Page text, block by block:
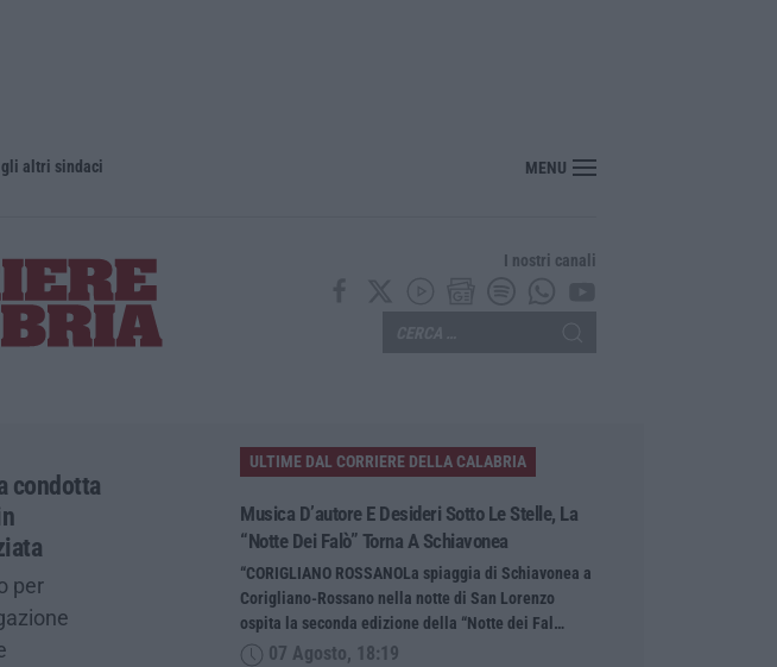
altri sindaci Uomo aggredito, pestato e ucciso, arrestati quattro giovani
MENU
I nostri canali
condotta
per
ULTIME DAL CORRIERE DELLA CALABRIA
Musica D’autore E Desideri Sotto Le Stelle, La
“Notte Dei Falò” Torna A Schiavonea
“CORIGLIANO ROSSANOLa spiaggia di Schiavonea a
Corigliano-Rossano nella notte di San Lorenzo
ospita la seconda edizione della “Notte dei Fal…
07 Agosto, 18:19